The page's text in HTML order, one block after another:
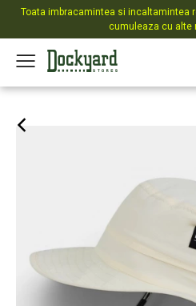
Toata imbracamintea si incaltamintea
cumuleaza cu alte